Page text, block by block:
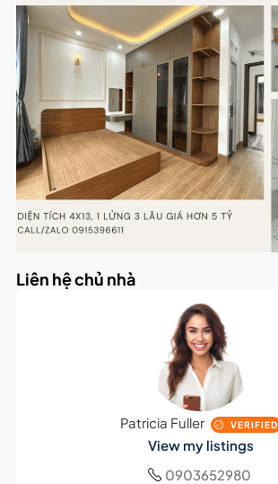
Liên hệ chủ nhà
Patricia Fuller VERIFIED
View my listings
0903652980